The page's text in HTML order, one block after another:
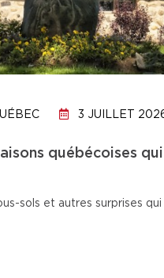
3 JUILLET
québécoises
sols et autres surprises